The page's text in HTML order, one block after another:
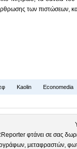
των πιστώσεων,
Kaolin Economedia
φτάνει σε σας
μεταφραστών,